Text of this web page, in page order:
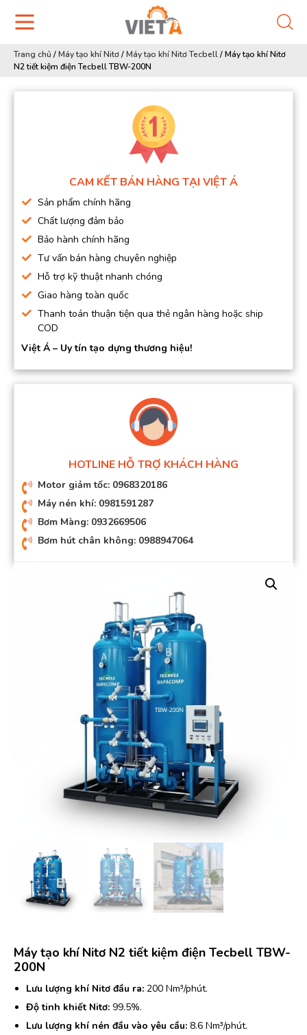
Trang chủ /Máy tạo khí Nitơ/Máy tạo khí Nitơ Tecbell/Máy tạo khí Nitơ
N2 tiết kiệm điện Tecbell TBW-200N
CAM KẾT BÁN HÀNG TẠI VIỆT Á
Sản phẩm chính hãng
Chất lượng đảm bảo
Bảo hành chính hãng
Tư vấn bán hàng chuyên nghiệp
Hỗ trợ kỹ thuật nhanh chóng
Giao hàng toàn quốc
Thanh toán thuận tiện qua thẻ ngân hàng hoặc ship
COD
Việt Á – Uy tín tạo dựng thương hiệu!
HOTLINE HỖ TRỢ KHÁCH HÀNG
Motor giảm tốc: 0968320186
Máy nén khí: 0981591287
Bơm Màng: 0932669506
Bơm hút chân không: 0988947064
Máy tạo khí Nitơ N2 tiết kiệm điện Tecbell TBW-
200N
Lưu lượng khí Nitơ đầu ra: 200 Nm³/phút.
Độ tinh khiết Nitơ: 99.5%.
Lưu lượng khí nén đầu vào yêu cầu: 8.6 Nm³/phút.